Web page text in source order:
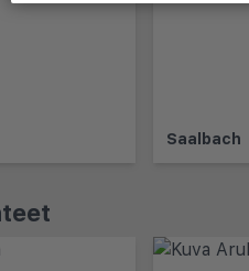
Saalbach